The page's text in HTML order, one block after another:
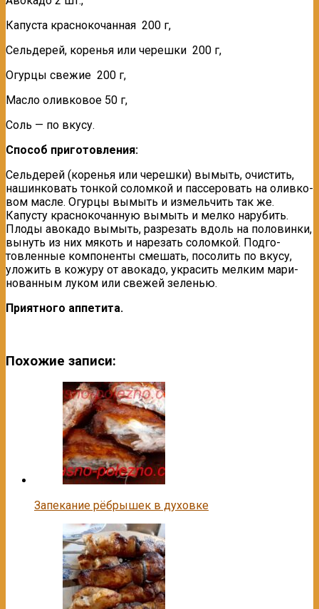
Капуста краснокочанная 200 г,
Сельдерей, коренья или черешки 200 г,
Огурцы свежие 200 г,
Масло оливковое 50 г,
Соль — по вкусу.
Способ приготовления:
Сельдерей (коренья или черешки) вы­мыть, очистить,
нашинковать тонкой соломкой и пассеровать на оливко­
вом масле. Огурцы вымыть и измель­чить так же.
Капусту краснокочанную вымыть и мелко нарубить.
Плоды авокадо вымыть, разрезать вдоль на половинки,
вынуть из них мякоть и нарезать соломкой. Подго­
товленные компоненты смешать, по­солить по вкусу,
уложить в кожуру от авокадо, украсить мелким мари­
нованным луком или свежей зеленью.
Приятного аппетита.
Похожие записи:
Запекание рёбрышек в духовке